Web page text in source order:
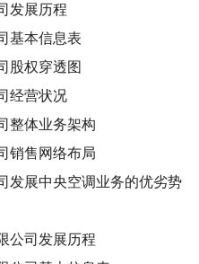
发展历程
基本信息表
股权穿透图
经营状况
整体业务架构
销售网络布局
发展中央空调业务的优劣势
公司发展历程